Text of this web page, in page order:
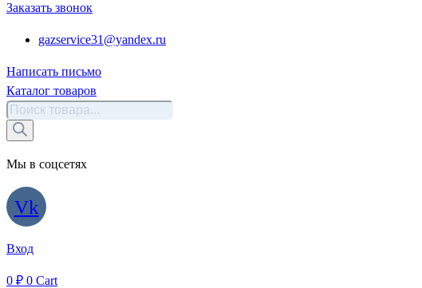
Заказать звонок
gazservice31@yandex.ru
Написать письмо
Каталог товаров
Поиск
товаров
Мы в соцсетях
Vk
Вход
0 ₽ 0 Cart